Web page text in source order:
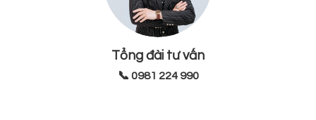
Tổng đài tư vấn
📞 0981 224 990